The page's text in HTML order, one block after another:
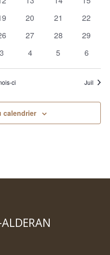
0
20
0
21
0
22
0
27
0
28
0
29
0
3
0
4
0
5
0
6
ci Juil
calendrier